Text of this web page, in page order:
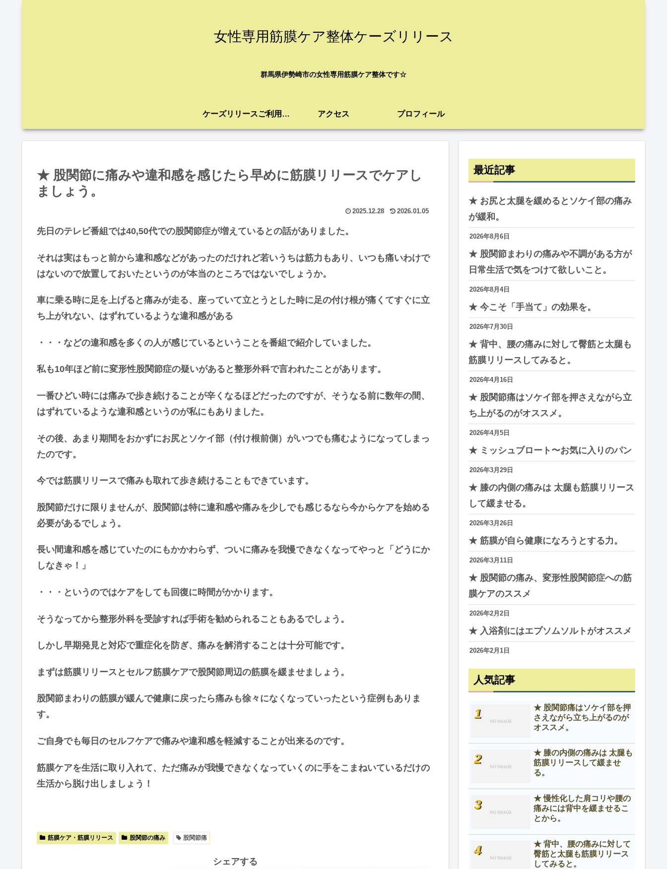
女性専用筋膜ケア整体ケーズリリース
群馬県伊勢崎市の女性専用筋膜ケア整体です☆
ケーズリリースご利用案内 アクセス プロフィール
★ 股関節に痛みや違和感を感じたら早めに筋膜リリースでケアし
ましょう。
2025.12.28 2026.01.05
先日のテレビ番組では40,50代での股関節症が増えているとの話がありました。
それは実はもっと前から違和感などがあったのだけれど若いうちは筋力もあり、いつも痛いわけで
はないので放置しておいたというのが本当のところではないでしょうか。
車に乗る時に足を上げると痛みが走る、座っていて立とうとした時に足の付け根が痛くてすぐに立
ち上がれない、はずれているような違和感がある
・・・などの違和感を多くの人が感じているということを番組で紹介していました。
私も10年ほど前に変形性股関節症の疑いがあると整形外科で言われたことがあります。
一番ひどい時には痛みで歩き続けることが辛くなるほどだったのですが、そうなる前に数年の間、
はずれているような違和感というのが私にもありました。
その後、あまり期間をおかずにお尻とソケイ部（付け根前側）がいつでも痛むようになってしまっ
たのです。
今では筋膜リリースで痛みも取れて歩き続けることもできています。
股関節だけに限りませんが、股関節は特に違和感や痛みを少しでも感じるなら今からケアを始める
必要があるでしょう。
長い間違和感を感じていたのにもかかわらず、ついに痛みを我慢できなくなってやっと「どうにか
しなきゃ！」
・・・というのではケアをしても回復に時間がかかります。
そうなってから整形外科を受診すれば手術を勧められることもあるでしょう。
しかし早期発見と対応で重症化を防ぎ、痛みを解消することは十分可能です。
まずは筋膜リリースとセルフ筋膜ケアで股関節周辺の筋膜を緩ませましょう。
股関節まわりの筋膜が緩んで健康に戻ったら痛みも徐々になくなっていったという症例もありま
す。
ご自身でも毎日のセルフケアで痛みや違和感を軽減することが出来るのです。
筋膜ケアを生活に取り入れて、ただ痛みが我慢できなくなっていくのに手をこまねいているだけの
生活から脱け出しましょう！
筋膜ケア・筋膜リリース 股関節の痛み 股関節痛
シェアする
最近記事
★ お尻と太腿を緩めるとソケイ部の痛み
が緩和。
2026年8月6日
★ 股関節まわりの痛みや不調がある方が
日常生活で気をつけて欲しいこと。
2026年8月4日
★ 今こそ「手当て」の効果を。
2026年7月30日
★ 背中、腰の痛みに対して臀筋と太腿も
筋膜リリースしてみると。
2026年4月16日
★ 股関節痛はソケイ部を押さえながら立
ち上がるのがオススメ。
2026年4月5日
★ ミッシュブロート〜お気に入りのパン
2026年3月29日
★ 膝の内側の痛みは 太腿も筋膜リリース
して緩ませる。
2026年3月26日
★ 筋膜が自ら健康になろうとする力。
2026年3月11日
★ 股関節の痛み、変形性股関節症への筋
膜ケアのススメ
2026年2月2日
★ 入浴剤にはエプソムソルトがオススメ
2026年2月1日
人気記事
★ 股関節痛はソケイ部を押
さえながら立ち上がるのが
オススメ。
★ 膝の内側の痛みは 太腿も
筋膜リリースして緩ませ
る。
★ 慢性化した肩コリや腰の
痛みには背中を緩ませるこ
とから。
★ 背中、腰の痛みに対して
臀筋と太腿も筋膜リリース
してみると。